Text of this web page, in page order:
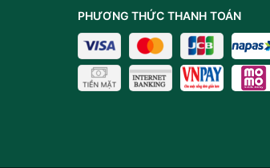
PHƯƠNG THỨC THANH TOÁN